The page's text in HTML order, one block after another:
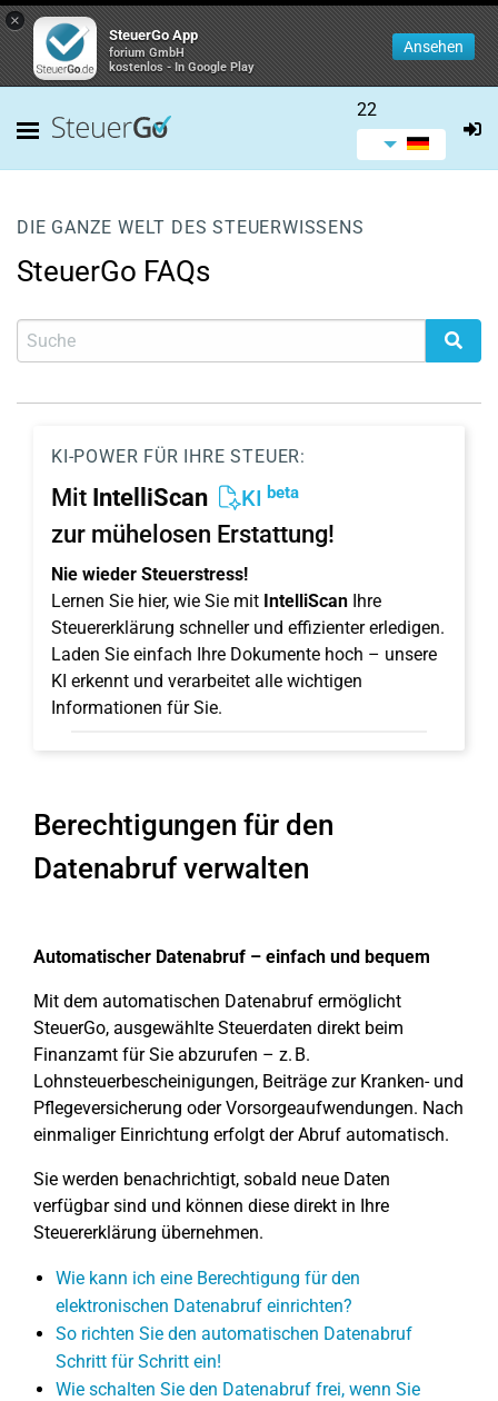
×
SteuerGo App
forium GmbH
kostenlos - In Google Play
Ansehen
22
DIE GANZE WELT DES STEUERWISSENS
SteuerGo FAQs
KI-POWER FÜR IHRE STEUER:
Mit IntelliScan KI beta
zur mühelosen Erstattung!
Nie wieder Steuerstress!
Lernen Sie hier, wie Sie mit IntelliScan Ihre
Steuererklärung schneller und effizienter erledigen.
Laden Sie einfach Ihre Dokumente hoch – unsere
KI erkennt und verarbeitet alle wichtigen
Informationen für Sie.
Berechtigungen für den
Datenabruf verwalten
Automatischer Datenabruf – einfach und bequem
Mit dem automatischen Datenabruf ermöglicht
SteuerGo, ausgewählte Steuerdaten direkt beim
Finanzamt für Sie abzurufen – z. B.
Lohnsteuerbescheinigungen, Beiträge zur Kranken- und
Pflegeversicherung oder Vorsorgeaufwendungen. Nach
einmaliger Einrichtung erfolgt der Abruf automatisch.
Sie werden benachrichtigt, sobald neue Daten
verfügbar sind und können diese direkt in Ihre
Steuererklärung übernehmen.
Wie kann ich eine Berechtigung für den
elektronischen Datenabruf einrichten?
So richten Sie den automatischen Datenabruf
Schritt für Schritt ein!
Wie schalten Sie den Datenabruf frei, wenn Sie